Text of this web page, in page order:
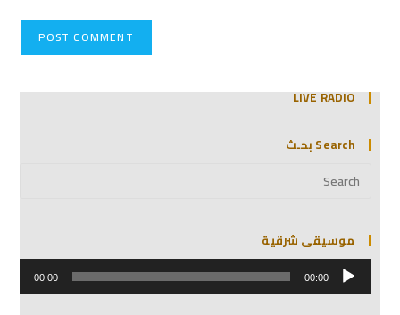
LIVE RADIO
Search بحـث
موسيقى شرقية
مشغل
الصوت 00:00
00:00